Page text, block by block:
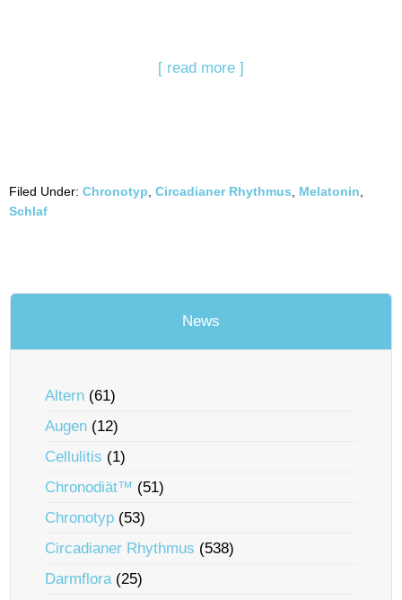
[ read more ]
Filed Under: Chronotyp Circadianer Rhythmus Melatonin
Schlaf
News
Altern (61)
Augen (12)
Cellulitis (1)
Chronodiät™ (51)
Chronotyp (53)
Circadianer Rhythmus (538)
Darmflora(25)